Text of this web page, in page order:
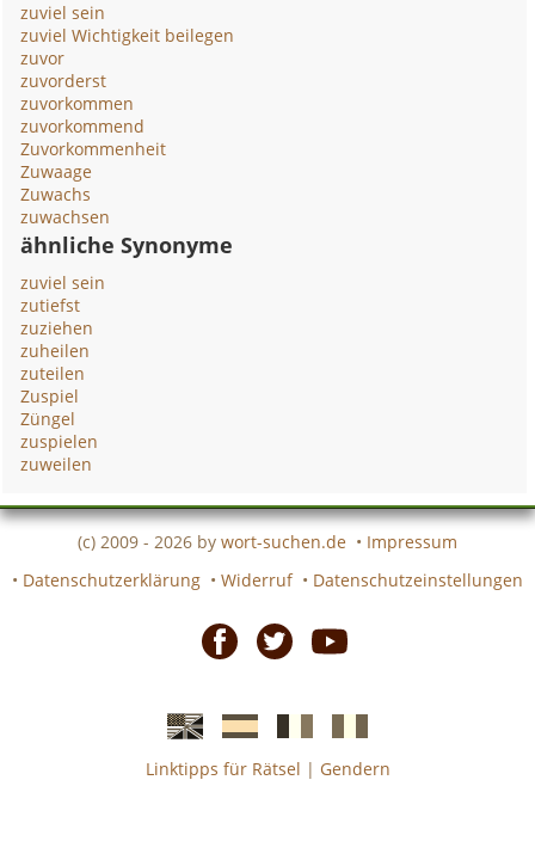
zuviel sein
zuviel Wichtigkeit beilegen
zuvor
zuvorderst
zuvorkommen
zuvorkommend
Zuvorkommenheit
Zuwaage
Zuwachs
zuwachsen
ähnliche Synonyme
zuviel sein
zutiefst
zuziehen
zuheilen
zuteilen
Zuspiel
Züngel
zuspielen
zuweilen
(c) 2009 - 2026 by wort-suchen.de • Impressum
• Datenschutzerklärung • Widerruf • Datenschutzeinstellungen
EnglischeSpanischefranzösicheitalienische
Linktipps für Rätsel | Gendern